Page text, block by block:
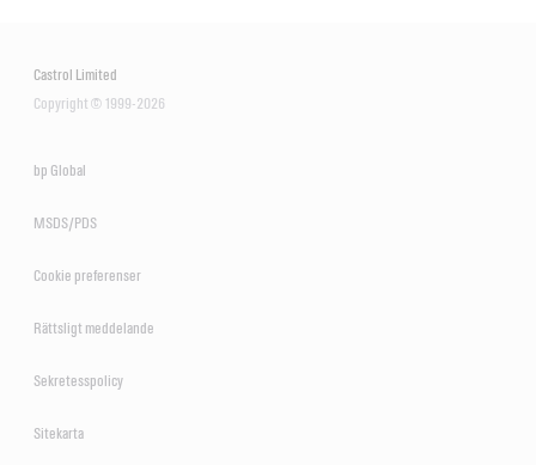
Castrol Limited
Copyright © 1999-2026
bp Global
MSDS/PDS
Cookie preferenser
Rättsligt meddelande
Sekretesspolicy
Sitekarta